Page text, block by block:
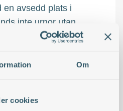
Om
cookies
en avsedd plats i
inte urnor utan
askpåse. Man
och man får
hand.